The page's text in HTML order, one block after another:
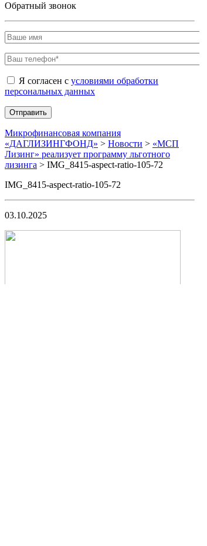
Обратный звонок
Я согласен с условиями обработки
персональных данных
Микрофинансовая компания
«ДАГЛИЗИНГФОНД» > Новости > «МСП
Лизинг» реализует программу льготного
лизинга > IMG_8415-aspect-ratio-105-72
IMG_8415-aspect-ratio-105-72
03.10.2025